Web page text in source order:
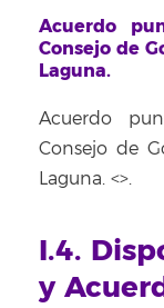
Acuerdo
Consejo de
Laguna.
Acuerdo
Consejo de
Laguna. <>.
I.4.
y